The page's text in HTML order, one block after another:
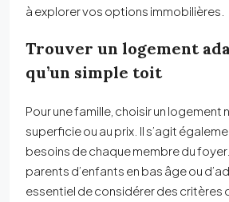
à explorer vos options immobilières.
Trouver un logement
qu’un simple toit
Pour une famille, choisir un logement
superficie ou au prix. Il s’agit
besoins de chaque membre du
parents d’enfants en bas âge ou
essentiel de considérer des critères